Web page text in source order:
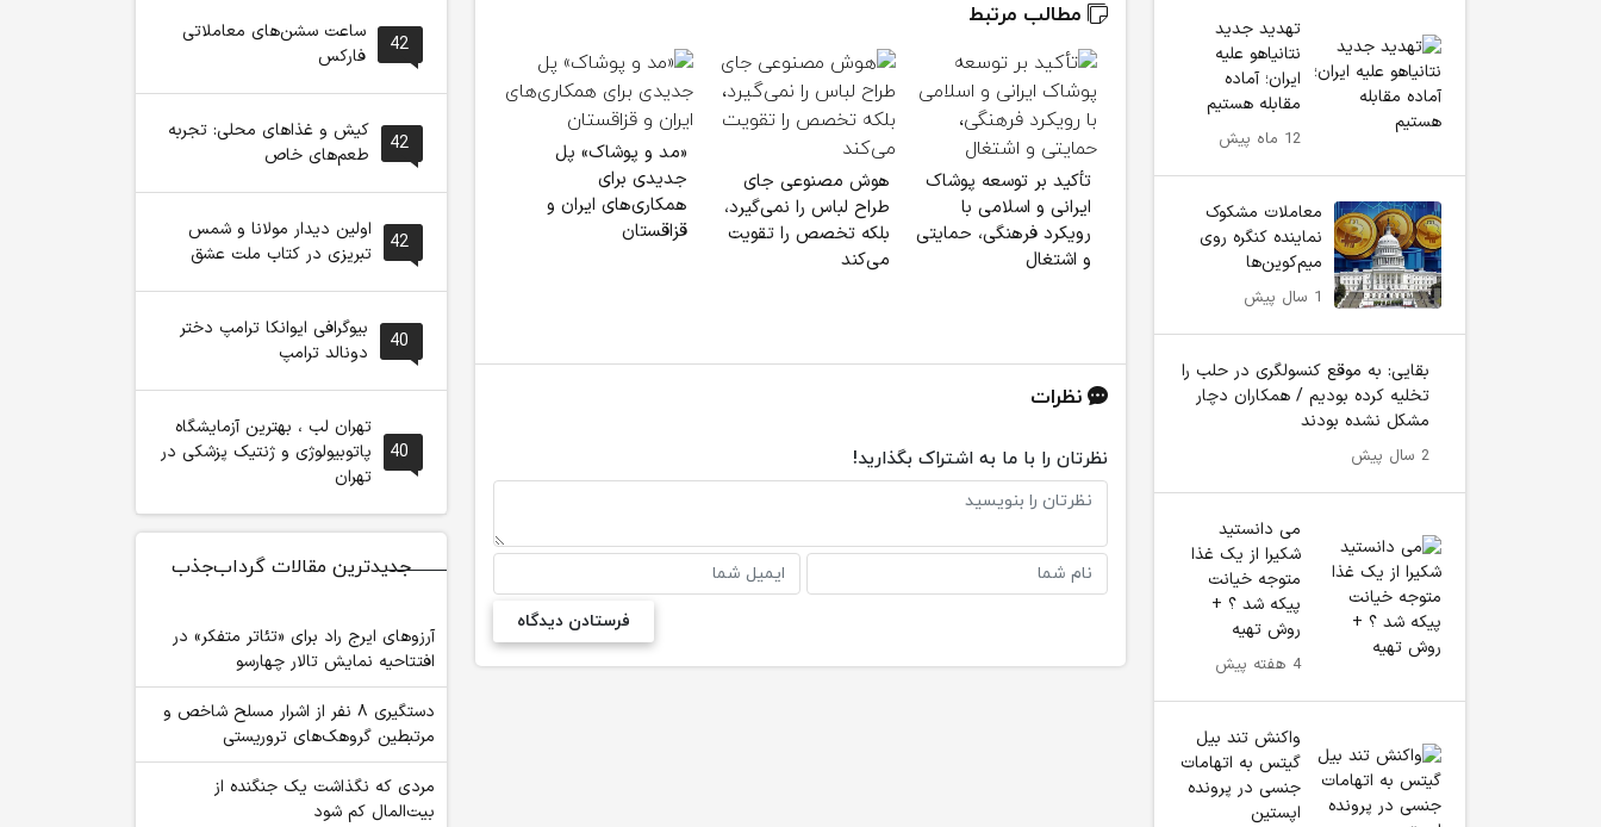
تهدید جدید
نتانیاهو علیه
ایران؛ آماده
مقابله هستیم
12 ماه پیش
معاملات مشکوک
نماینده کنگره روی
میم‌کوین‌ها
1 سال پیش
بقایی: به موقع کنسولگری در حلب را
تخلیه کرده بودیم / همکاران دچار
مشکل نشده بودند
2 سال پیش
می دانستید
شکیرا از یک غذا
متوجه خیانت
پیکه شد ؟ +
روش تهیه
4 هفته پیش
واکنش تند بیل
گیتس به اتهامات
جنسی در پرونده
اپستین
مطالب مرتبط
تأکید بر توسعه پوشاک
ایرانی و اسلامی با
رویکرد فرهنگی، حمایتی
و اشتغال
هوش مصنوعی جای
طراح لباس را نمی‌گیرد،
بلکه تخصص را تقویت
می‌کند
«مد و پوشاک» پل
جدیدی برای
همکاری‌های ایران و
قزاقستان
شش مورد از
خطرناک‌ترین مُدهای
توسعه کاربردهای هوش
مصنوعی در صنعت مد
و لباس؛ کمیته هوش
مصنوعی کارگروه تشکیل
می‌شود
نظرات
نظرتان را با ما به اشتراک بگذارید!
42
ساعت سشن‌های معاملاتی
فارکس
42
کیش و غذاهای محلی: تجربه
طعم‌های خاص
42
اولین دیدار مولانا و شمس
تبریزی در کتاب ملت عشق
40
بیوگرافی ایوانکا ترامپ دختر
دونالد ترامپ
40
تهران لب ، بهترین آزمایشگاه
پاتوبیولوژی و ژنتیک پزشکی در
تهران
جدیدترین مقالات گرداب‌جذب
آرزوهای ایرج راد برای «تئاتر متفکر» در
افتتاحیه نمایش تالار چهارسو
دستگیری ۸ نفر از اشرار مسلح شاخص و
مرتبطین گروهک‌های تروریستی
مردی که نگذاشت یک جنگنده از
بیت‌المال کم شود